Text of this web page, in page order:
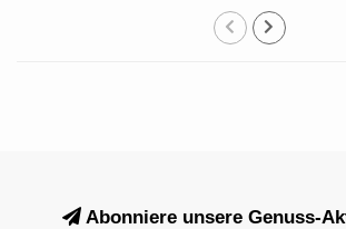
Abonniere unsere Genuss-